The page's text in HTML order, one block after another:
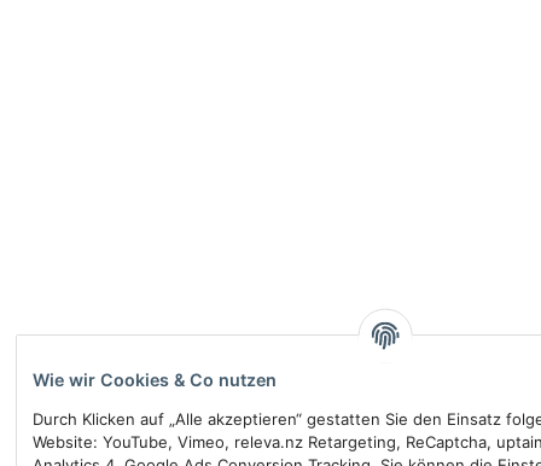
Wie wir Cookies & Co nutzen
Durch Klicken auf „Alle akzeptieren“ gestatten Sie den Einsatz
Website: YouTube, Vimeo, releva.nz Retargeting, ReCaptcha,